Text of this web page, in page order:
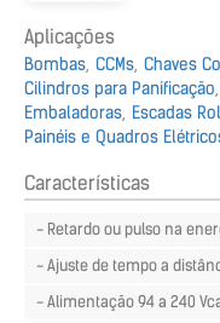
Aplicações
Bombas CCMs Chaves
Cilindros para Panificação
Embaladoras Escadas
Painéis e Quadros
Características
- Retardo ou pulso na
- Ajuste de tempo a
- Alimentação 94 a 240